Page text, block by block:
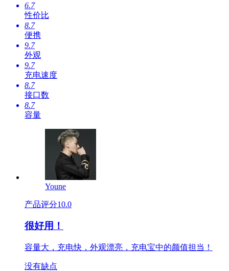
6.7
性价比
8.7
便携
9.7
外观
9.7
充电速度
8.7
接口数
8.7
容量
Youne
产品评分10.0
很好用！
容量大，充电快，外观漂亮，充电宝中的颜值担当！
没有缺点